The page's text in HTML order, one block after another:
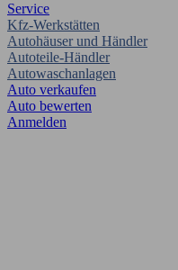
Service
Kfz-Werkstätten
Autohäuser und Händler
Autoteile-Händler
Autowaschanlagen
Auto verkaufen
Auto bewerten
Anmelden